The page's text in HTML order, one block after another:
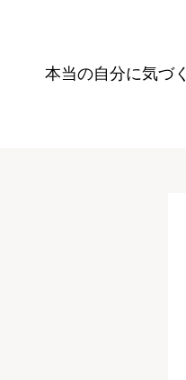
本当の自分に気づく